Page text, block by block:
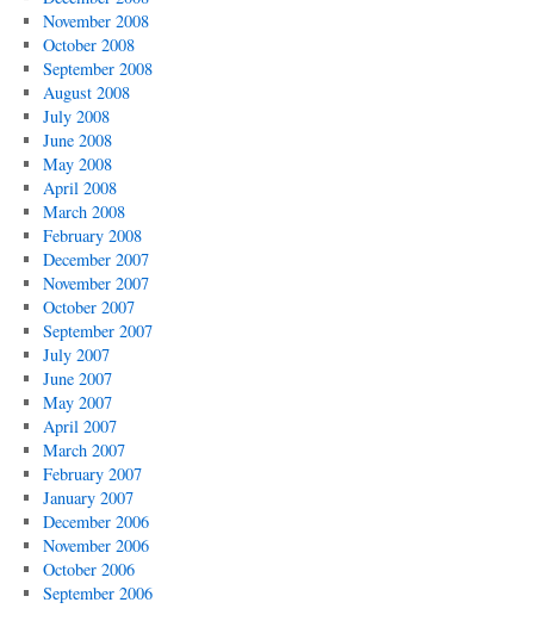
November 2008
October 2008
September 2008
August 2008
July 2008
June 2008
May 2008
April 2008
March 2008
February 2008
December 2007
November 2007
October 2007
September 2007
July 2007
June 2007
May 2007
April 2007
March 2007
February 2007
January 2007
December 2006
November 2006
October 2006
September 2006